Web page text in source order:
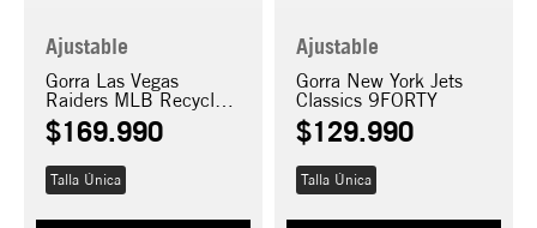
Ajustable
Gorra Las Vegas
Raiders MLB Recycled
9FORTY
$169.990
Talla Única
Ajustable
Gorra New York Jets
Classics 9FORTY
$129.990
Talla Única